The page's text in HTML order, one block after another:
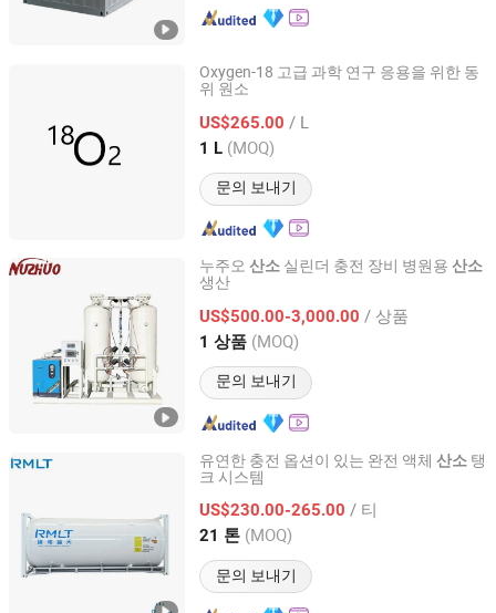
Oxygen-18 고급 과학 연구 응용을 위한 동
위 원소
US$265.00 / L
1 L (MOQ)
문의 보내기
Wuhan Zhongxin Ruiyuan Gas Co., Ltd
Hubei, China 이후 2026
누주오 산소 실린더 충전 장비 병원용 산소
생산
US$500.00-3,000.00 / 상품
1 상품 (MOQ)
문의 보내기
Hangzhou Nuzhuo Technology Group Co., Ltd.
Zhejiang, China 이후 2023
유연한 충전 옵션이 있는 완전 액체 산소 탱
크 시스템
US$230.00-265.00 / 티
21 톤 (MOQ)
문의 보내기
Qingdao Ruiming Blue Sky Energy Co., Ltd.
Shandong, China 이후 2017